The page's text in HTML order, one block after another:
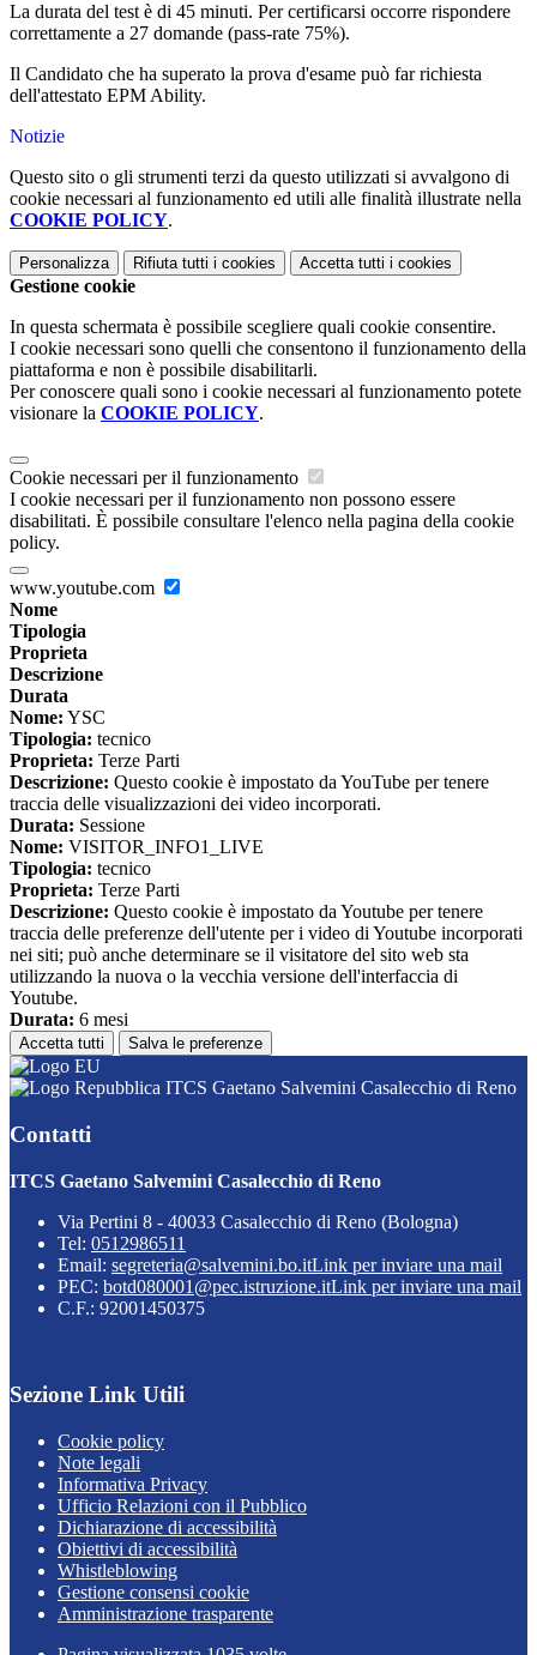
La durata del test è di 45 minuti. Per certificarsi occorre rispondere
correttamente a 27 domande (pass-rate 75%).
Il Candidato che ha superato la prova d'esame può far richiesta
dell'attestato EPM Ability.
Notizie
Questo sito o gli strumenti terzi da questo utilizzati si avvalgono di
cookie necessari al funzionamento ed utili alle finalità illustrate nella
COOKIE POLICY.
Personalizza Rifiuta tutti i cookies Accetta tutti i cookies
Gestione cookie
In questa schermata è possibile scegliere quali cookie consentire.
I cookie necessari sono quelli che consentono il funzionamento della
piattaforma e non è possibile disabilitarli.
Per conoscere quali sono i cookie necessari al funzionamento potete
visionare la COOKIE POLICY.
Cookie necessari per il funzionamento
I cookie necessari per il funzionamento non possono essere
disabilitati. È possibile consultare l'elenco nella pagina della cookie
policy.
www.youtube.com
Nome
Tipologia
Proprieta
Descrizione
Durata
Nome: YSC
Tipologia: tecnico
Proprieta: Terze Parti
Descrizione: Questo cookie è impostato da YouTube per tenere
traccia delle visualizzazioni dei video incorporati.
Durata: Sessione
Nome: VISITOR_INFO1_LIVE
Tipologia: tecnico
Proprieta: Terze Parti
Descrizione: Questo cookie è impostato da Youtube per tenere
traccia delle preferenze dell'utente per i video di Youtube incorporati
nei siti; può anche determinare se il visitatore del sito web sta
utilizzando la nuova o la vecchia versione dell'interfaccia di
Youtube.
Durata: 6 mesi
Accetta tutti Salva le preferenze
ITCS Gaetano Salvemini Casalecchio di Reno
Contatti
ITCS Gaetano Salvemini Casalecchio di Reno
Via Pertini 8 - 40033 Casalecchio di Reno (Bologna)
Tel: 0512986511
Email: segreteria@salvemini.bo.itLink per inviare una mail
PEC: botd080001@pec.istruzione.itLink per inviare una mail
C.F.: 92001450375
Sezione Link Utili
Cookie policy
Note legali
Informativa Privacy
Ufficio Relazioni con il Pubblico
Dichiarazione di accessibilità
Obiettivi di accessibilità
Whistleblowing
Gestione consensi cookie
Amministrazione trasparente